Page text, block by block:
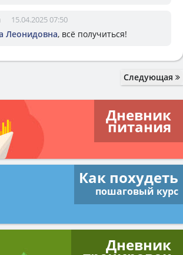
15.04.2025 07:50
Леонидовна, всё получиться!
Следующая
Дневник
питания
Как похудеть
пошаговый курс
Дневник